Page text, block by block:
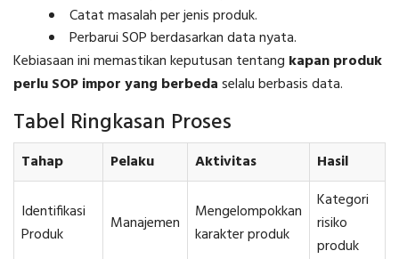
Catat masalah per jenis produk.
Perbarui SOP berdasarkan data nyata.
Kebiasaan ini memastikan keputusan tentang kapan produk
perlu SOP impor yang berbedaselalu berbasis data.
Tabel Ringkasan Proses
Tahap Pelaku Aktivitas Hasil
Identifikasi
Produk
Manajemen
Mengelompokkan
karakter produk
Kategori
risiko
produk